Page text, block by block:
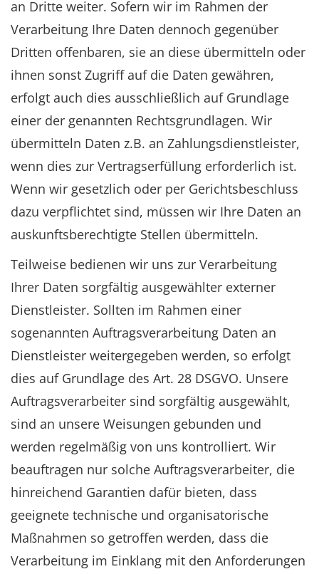
an Dritte weiter. Sofern wir im Rahmen der
Verarbeitung Ihre Daten dennoch gegenüber
Dritten offenbaren, sie an diese übermitteln oder
ihnen sonst Zugriff auf die Daten gewähren,
erfolgt auch dies ausschließlich auf Grundlage
einer der genannten Rechtsgrundlagen. Wir
übermitteln Daten z.B. an Zahlungsdienstleister,
wenn dies zur Vertragserfüllung erforderlich ist.
Wenn wir gesetzlich oder per Gerichtsbeschluss
dazu verpflichtet sind, müssen wir Ihre Daten an
auskunftsberechtigte Stellen übermitteln.
Teilweise bedienen wir uns zur Verarbeitung
Ihrer Daten sorgfältig ausgewählter externer
Dienstleister. Sollten im Rahmen einer
sogenannten Auftragsverarbeitung Daten an
Dienstleister weitergegeben werden, so erfolgt
dies auf Grundlage des Art. 28 DSGVO. Unsere
Auftragsverarbeiter sind sorgfältig ausgewählt,
sind an unsere Weisungen gebunden und
werden regelmäßig von uns kontrolliert. Wir
beauftragen nur solche Auftragsverarbeiter, die
hinreichend Garantien dafür bieten, dass
geeignete technische und organisatorische
Maßnahmen so getroffen werden, dass die
Verarbeitung im Einklang mit den Anforderungen